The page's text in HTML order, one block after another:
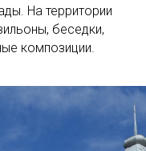
На территории
беседки,
композиции.